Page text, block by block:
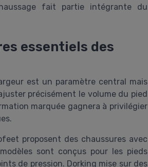
fait partie intégrante du
essentiels des
est un paramètre central mais
précisément le volume du pied
marquée gagnera à privilégier
proposent des chaussures avec
sont conçus pour les pieds
de pression. Dorking mise sur des